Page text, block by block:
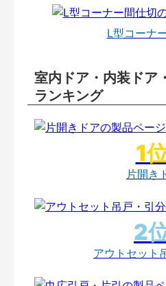
L型コーナ
室内ドア・内装ドア
ランキング
片開き
アウトセット